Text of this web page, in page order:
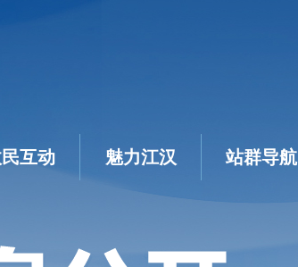
互动 魅力江汉 站群导航